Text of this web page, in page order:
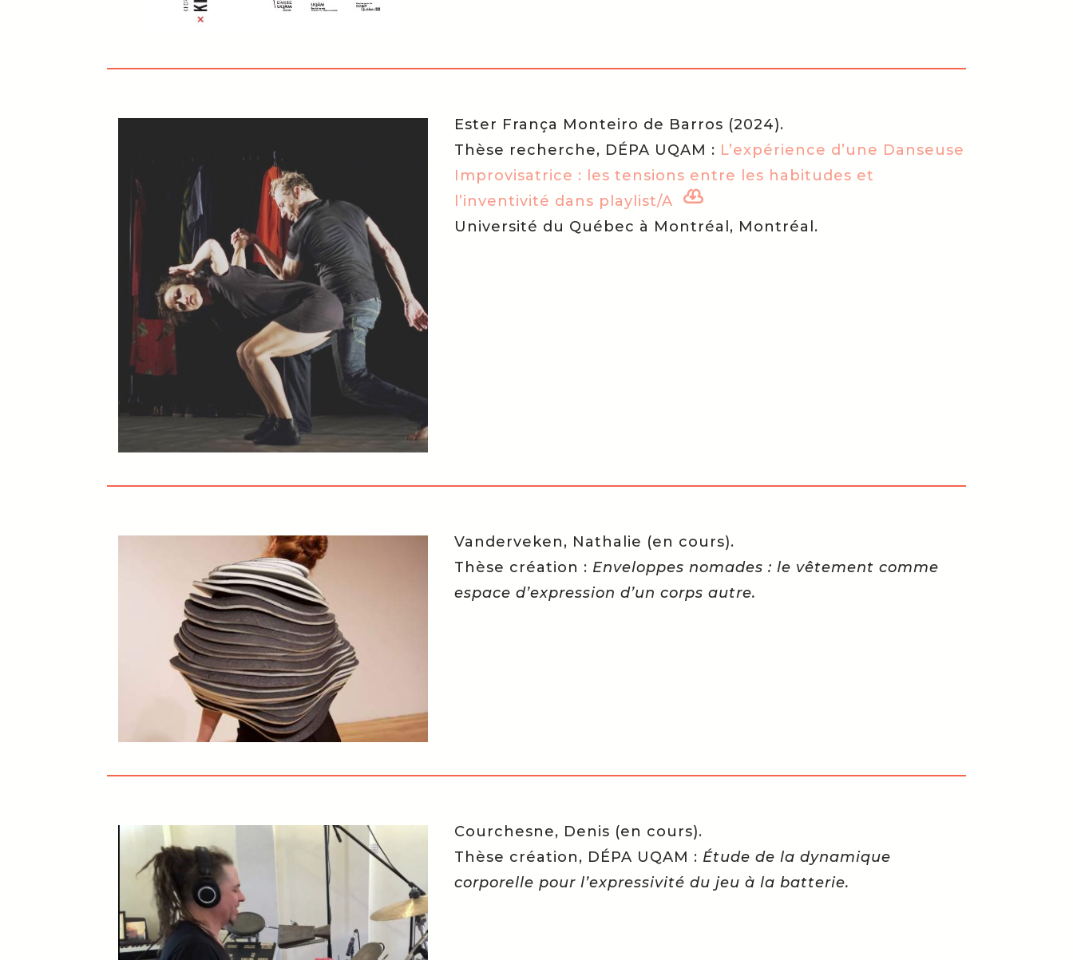
Ester França Monteiro de Barros (2024).
Thèse recherche, DÉPA UQAM : L’expérience d’une Danseuse
Improvisatrice : les tensions entre les habitudes et
l’inventivité dans playlist/A

Université du Québec à Montréal, Montréal.
Vanderveken, Nathalie (en cours).
Thèse création : Enveloppes nomades : le vêtement comme
espace d’expression d’un corps autre.
Courchesne, Denis (en cours).
Thèse création, DÉPA UQAM : Étude de la dynamique
corporelle pour l’expressivité du jeu à la batterie.